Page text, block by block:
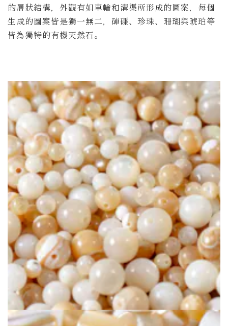
的層狀結構，外觀有如車輪和溝渠所形成的圖案，每個
生成的圖案皆是獨一無二，硨磲、珍珠、珊瑚與琥珀等
皆為獨特的有機天然石。